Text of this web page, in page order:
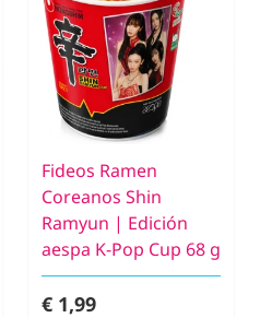
Fideos Ramen
Coreanos Shin
Ramyun | Edición
aespa K-Pop Cup 68 g
€ 1,99